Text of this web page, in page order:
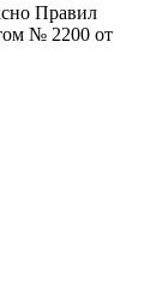
Правил
№ 2200 от